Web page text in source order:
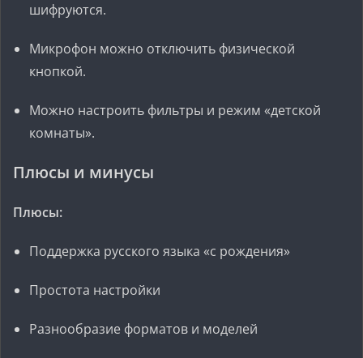
шифруются.
Микрофон можно отключить физической
кнопкой.
Можно настроить фильтры и режим «детской
комнаты».
Плюсы и минусы
Плюсы:
Поддержка русского языка «с рождения»
Простота настройки
Разнообразие форматов и моделей